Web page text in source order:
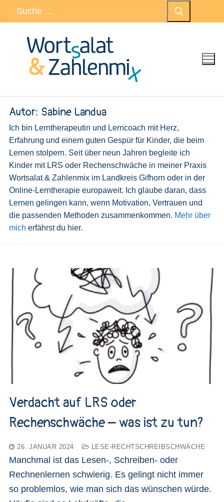
Zum
Inhalt
springen
nach:
Autor: Sabine Landua
Ich bin Lerntherapeutin und Lerncoach mit Herz,
Erfahrung und einem guten Gespür für Kinder, die beim
Lernen stolpern. Seit über neun Jahren begleite ich
Kinder mit LRS oder Rechenschwäche in meiner Praxis
Wortsalat & Zahlenmix im Landkreis Gifhorn oder in der
Online-Lerntherapie europaweit. Ich glaube daran, dass
Lernen gelingen kann, wenn Motivation, Vertrauen und
die passenden Methoden zusammenkommen. Mehr über
mich erfährst du hier.
Verdacht auf LRS oder
Rechenschwäche – was ist zu tun?
26. JANUAR 2024 LESE-RECHTSCHREIBSCHWÄCHE
Manchmal ist das Lesen-, Schreiben- oder
Rechnenlernen schwierig. Es gelingt nicht immer
so problemlos, wie man sich das wünschen würde.